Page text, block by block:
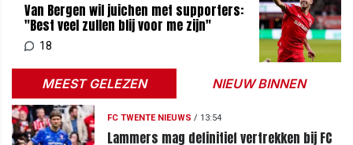
Van Bergen wil juichen met supporters:
"Best veel zullen blij voor me zijn"
18
MEEST GELEZEN NIEUW BINNEN
FC TWENTE NIEUWS / 13:54
Lammers mag definitief vertrekken bij FC